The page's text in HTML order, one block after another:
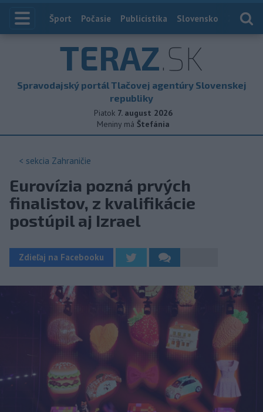
Index
Šport Počasie Publicistika Slovensko
TERAZ.SK
Spravodajský portál Tlačovej agentúry Slovenskej
republiky
Piatok 7. august 2026
Meniny má Štefánia
< sekcia Zahraničie
Eurovízia pozná prvých
finalistov, z kvalifikácie
postúpil aj Izrael
Zdieľaj na Facebooku